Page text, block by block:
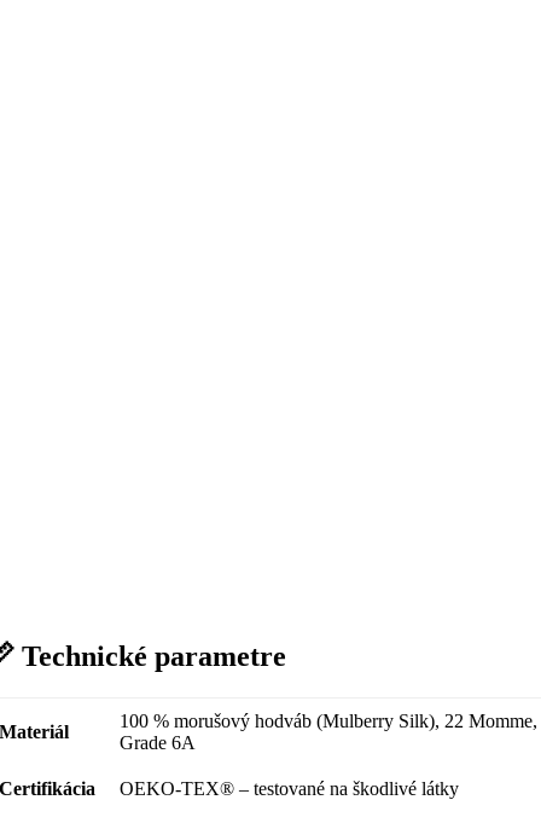
Technické parametre
Materiál
100 % morušový hodváb (Mulberry Silk), 22 Momme,
Grade 6A
Certifikácia OEKO-TEX® – testované na škodlivé látky